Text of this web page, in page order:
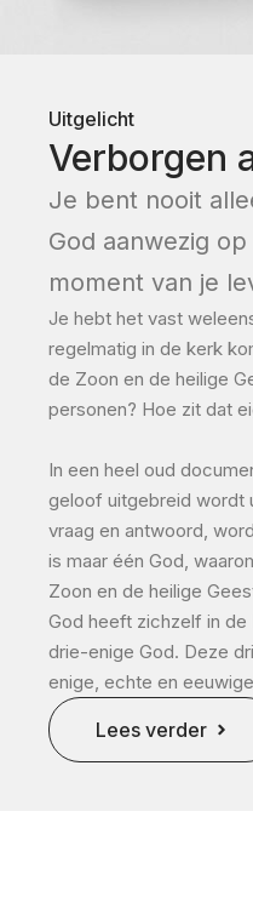
Uitgelicht
Verborgen
Je bent nooit
God aanwezig
moment van je
Je hebt het vast
regelmatig in de kerk
de Zoon en de heilige
personen? Hoe zit dat
In een heel oud
geloof uitgebreid wordt
vraag en antwoord,
is maar één God,
Zoon en de heilige
God heeft zichzelf in
drie-enige God. Deze
enige, echte en
Lees verder